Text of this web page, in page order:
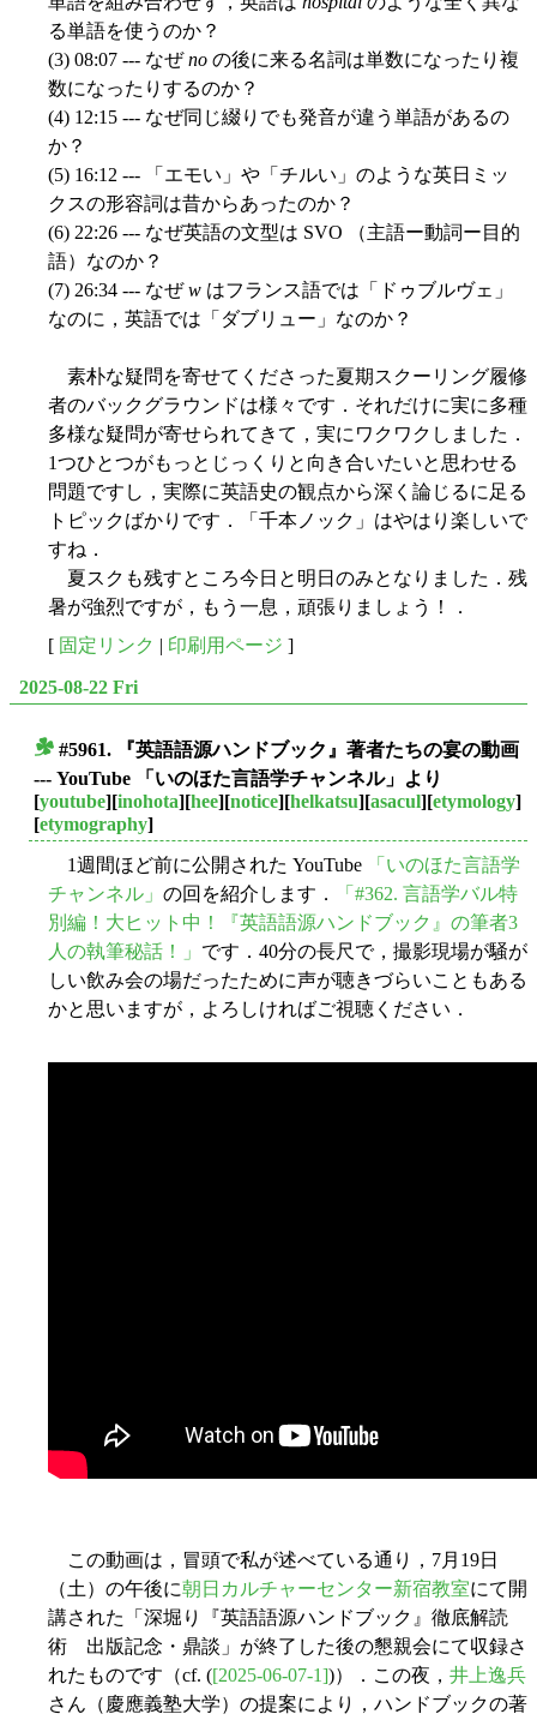
る単語を使うのか？
(3) 08:07 --- なぜno の後に来る名詞は単数になったり複
数になったりするのか？
(4) 12:15 --- なぜ同じ綴りでも発音が違う単語があるの
か？
(5) 16:12 --- 「エモい」や「チルい」のような英日ミッ
クスの形容詞は昔からあったのか？
(6) 22:26 --- なぜ英語の文型は SVO （主語ー動詞ー目的
語）なのか？
(7) 26:34 --- なぜw はフランス語では「ドゥブルヴェ」
なのに，英語では「ダブリュー」なのか？
素朴な疑問を寄せてくださった夏期スクーリング履修
者のバックグラウンドは様々です．それだけに実に多種
多様な疑問が寄せられてきて，実にワクワクしました．
1つひとつがもっとじっくりと向き合いたいと思わせる
問題ですし，実際に英語史の観点から深く論じるに足る
トピックばかりです．「千本ノック」はやはり楽しいで
すね．
夏スクも残すところ今日と明日のみとなりました．残
暑が強烈ですが，もう一息，頑張りましょう！．
[ 固定リンク | 印刷用ページ ]
2025-08-22 Fri
#5961. 『英語語源ハンドブック』著者たちの宴の動画
--- YouTube 「いのほた言語学チャンネル」より
[youtube][inohota][hee][notice][helkatsu][asacul][etymology]
[etymography]
1週間ほど前に公開された YouTube
「いのほた言語学
チャンネル」 の回を紹介します．
「#362. 言語学バル特
別編！大ヒット中！『英語語源ハンドブック』の筆者3
人の執筆秘話！」 です．40分の長尺で，撮影現場が騒が
しい飲み会の場だったために声が聴きづらいこともある
かと思いますが，よろしければご視聴ください．
この動画は，冒頭で私が述べている通り，7月19日
（土）の午後に朝日カルチャーセンター新宿教室にて開
講された「深堀り『英語語源ハンドブック』徹底解読
術 出版記念・鼎談」が終了した後の懇親会にて収録さ
れたものです（cf. ([2025-06-07-1])）．この夜， 井上逸兵
さん（慶應義塾大学）の提案により，ハンドブックの著